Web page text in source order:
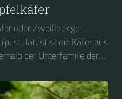
oder Zweifleckige
ist ein Käfer aus
der Unterfamilie der